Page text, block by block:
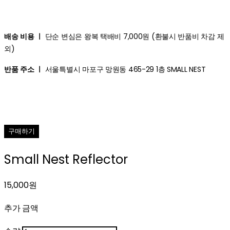
배송 비용 ㅣ 단순 변심은 왕복 택배비 7,000원 (환불시 반품비 차감 제
외)
반품 주소 ㅣ 서울특별시 마포구 망원동 465-29 1층 SMALL NEST
구매하기
Small Nest Reflector
15,000원
추가 금액